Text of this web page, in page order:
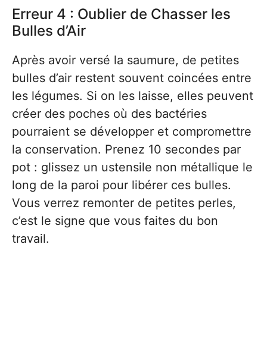
Erreur 4 : Oublier de Chasser les
Bulles d’Air
Après avoir versé la saumure, de petites
bulles d’air restent souvent coincées entre
les légumes. Si on les laisse, elles peuvent
créer des poches où des bactéries
pourraient se développer et compromettre
la conservation. Prenez 10 secondes par
pot : glissez un ustensile non métallique le
long de la paroi pour libérer ces bulles.
Vous verrez remonter de petites perles,
c’est le signe que vous faites du bon
travail.